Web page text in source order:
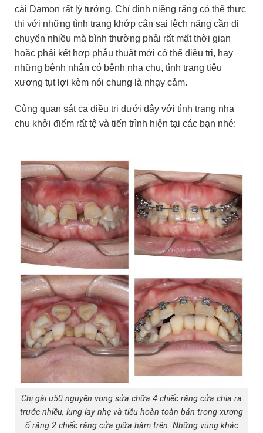
cài Damon rất lý tưởng. Chỉ định niềng răng có thể thực
thi với những tình trạng khớp cắn sai lệch nặng cần di
chuyển nhiều mà bình thường phải rất mất thời gian
hoặc phải kết hợp phẫu thuật mới có thể điều trị, hay
những bệnh nhân có bệnh nha chu, tình trạng tiêu
xương tụt lợi kèm nói chung là nhạy cảm.
Cùng quan sát ca điều trị dưới đây với tình trạng nha
chu khởi điểm rất tệ và tiến trình hiện tại các bạn nhé:
Chị gái u50 nguyện vọng sửa chữa 4 chiếc răng cửa chìa ra
trước nhiều, lung lay nhẹ và tiêu hoàn toàn bản trong xương
ổ răng 2 chiếc răng cửa giữa hàm trên. Những vùng khác